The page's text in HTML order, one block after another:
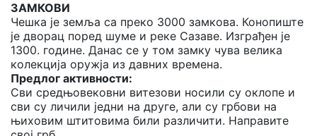
ЗАМКОВИ
Чешка је земља са преко 3000 замкова. Конопиште
је дворац поред шуме и реке Сазаве. Изграђен је
1300. године. Данас се у том замку чува велика
колекција оружја из давних времена.
Предлог активности:
Сви средњовековни витезови носили су оклопе и
сви су личили једни на друге, али су грбови на
њиховим штитовима били различити. Направите